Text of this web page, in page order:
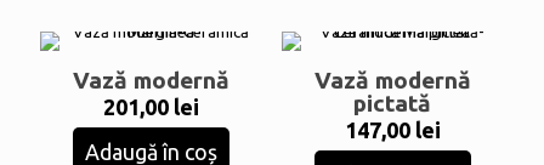
Vază modernă
201,00 lei
Adaugă în coș
Vază modernă
pictată
147,00 lei